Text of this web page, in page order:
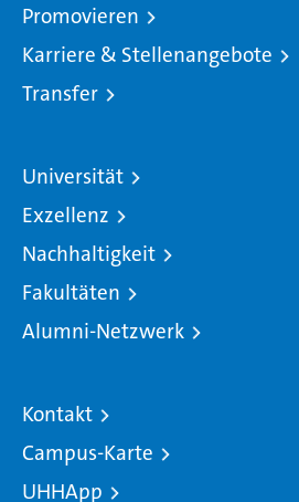
Promovieren
Karriere & Stellenangebote
Transfer
Universität
Exzellenz
Nachhaltigkeit
Fakultäten
Alumni-Netzwerk
Kontakt
Campus-Karte
UHHApp